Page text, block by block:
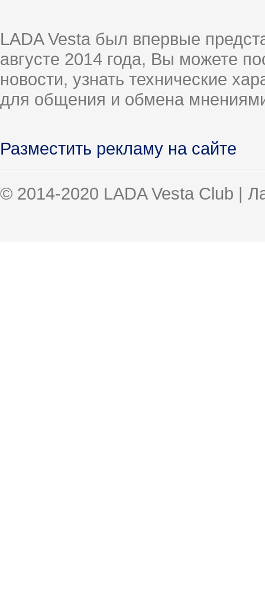
LADA Vesta был впервые
августе 2014 года, Вы можете
новости, узнать технические
для общения и обмена
Разместить рекламу на сайте
© 2014-2020 LADA Vesta Club |